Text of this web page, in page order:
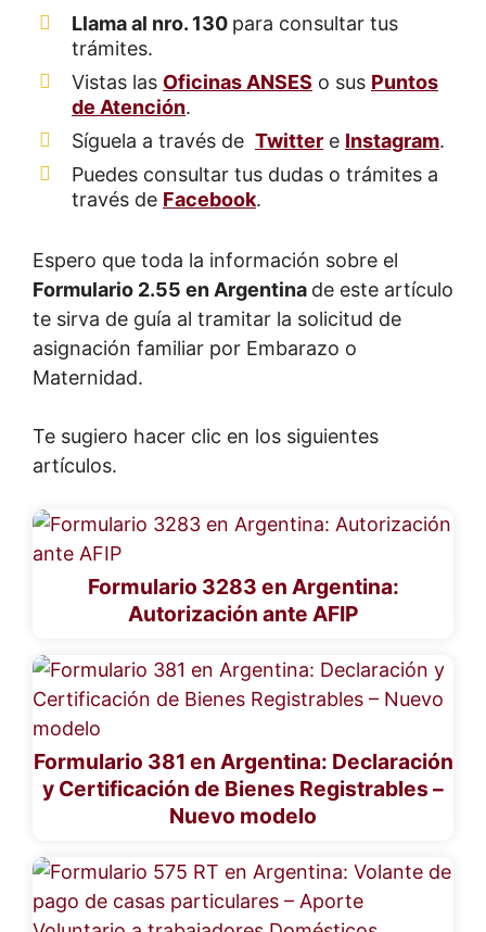
Llama al nro. 130 para consultar tus
trámites.
Vistas las Oficinas ANSES o sus Puntos
de Atención.
Síguela a través de Twitter e Instagram.
Puedes consultar tus dudas o trámites a
través de Facebook.
Espero que toda la información sobre el
Formulario 2.55 en Argentina de este artículo
te sirva de guía al tramitar la solicitud de
asignación familiar por Embarazo o
Maternidad.
Te sugiero hacer clic en los siguientes
artículos.
Formulario 3283 en Argentina:
Autorización ante AFIP
Formulario 381 en Argentina: Declaración
y Certificación de Bienes Registrables –
Nuevo modelo